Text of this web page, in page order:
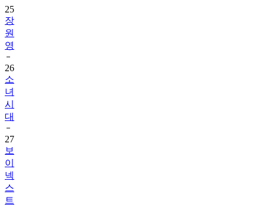
25
장
원
영
26
소
녀
시
대
27
보
이
넥
스
트